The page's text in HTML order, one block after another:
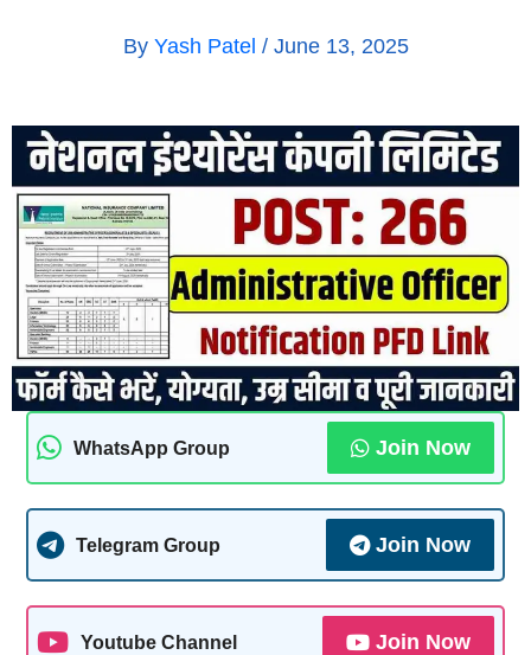
By Yash Patel / June 13, 2025
WhatsApp Group Join Now
Telegram Group Join Now
Youtube Channel Join Now